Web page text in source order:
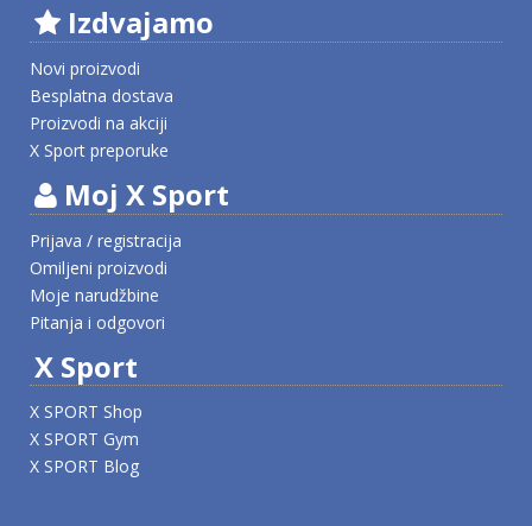
Izdvajamo
Novi proizvodi
Besplatna dostava
Proizvodi na akciji
X Sport preporuke
Moj X Sport
Prijava / registracija
Omiljeni proizvodi
Moje narudžbine
Pitanja i odgovori
X Sport
X SPORT Shop
X SPORT Gym
X SPORT Blog